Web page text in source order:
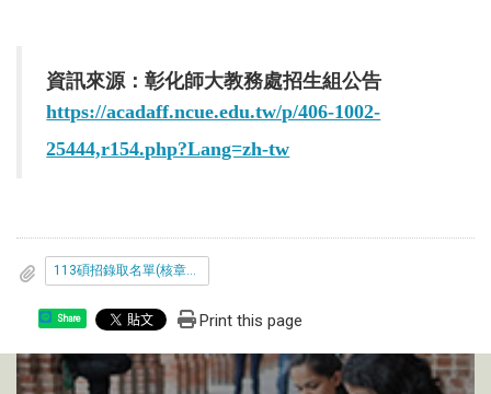
資訊來源：彰化師大教務處招生組公告
https://acadaff.ncue.edu.tw/p/406-1002-
25444,r154.php?Lang=zh-tw
113碩招錄取名單(核章版)
Share Print this page